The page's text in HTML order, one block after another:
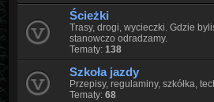
Ścieżki
Trasy, drogi, wycieczki. Gdzie
stanowczo odradzamy.
Tematy: 138
Szkoła jazdy
Przepisy, regulaminy, szkółka,
Tematy: 68